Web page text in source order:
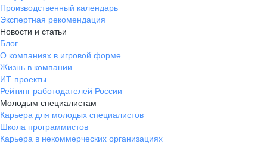
Производственный календарь
Экспертная рекомендация
Новости и статьи
Блог
О компаниях в игровой форме
Жизнь в компании
ИТ-проекты
Рейтинг работодателей России
Молодым специалистам
Карьера для молодых специалистов
Школа программистов
Карьера в некоммерческих организациях